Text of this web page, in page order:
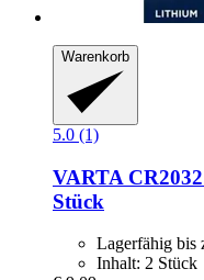
Warenkorb
5.0 (1)
VARTA
Stück
Lagerfähig bis
Inhalt: 2 Stück